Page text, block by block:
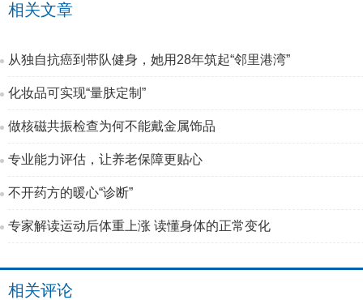
相关文章
从独自抗癌到带队健身，她用28年筑起“邻里港湾”
化妆品可实现“量肤定制”
做核磁共振检查为何不能戴金属饰品
专业能力评估，让养老保障更贴心
不开药方的暖心“诊断”
专家解读运动后体重上涨 读懂身体的正常变化
相关评论